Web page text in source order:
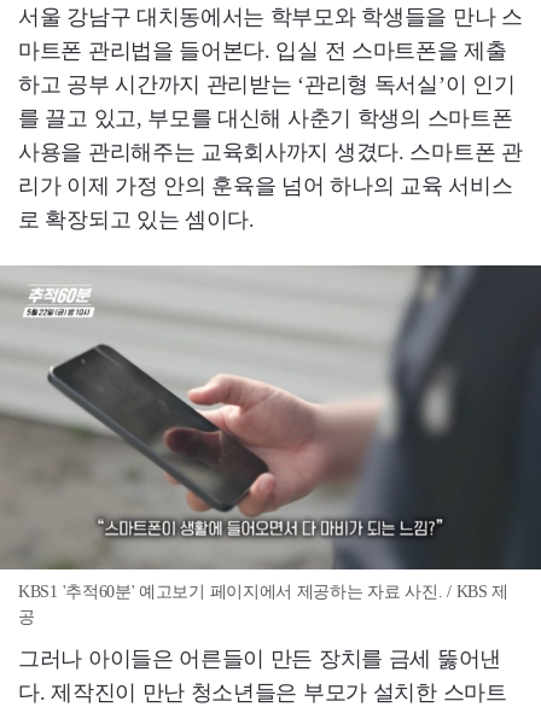
서울 강남구 대치동에서는 학부모와 학생들을 만나 스
마트폰 관리법을 들어본다. 입실 전 스마트폰을 제출
하고 공부 시간까지 관리받는 ‘관리형 독서실’이 인기
를 끌고 있고, 부모를 대신해 사춘기 학생의 스마트폰
사용을 관리해주는 교육회사까지 생겼다. 스마트폰 관
리가 이제 가정 안의 훈육을 넘어 하나의 교육 서비스
로 확장되고 있는 셈이다.
KBS1 '추적60분' 예고보기 페이지에서 제공하는 자료 사진. / KBS 제
공
그러나 아이들은 어른들이 만든 장치를 금세 뚫어낸
다. 제작진이 만난 청소년들은 부모가 설치한 스마트